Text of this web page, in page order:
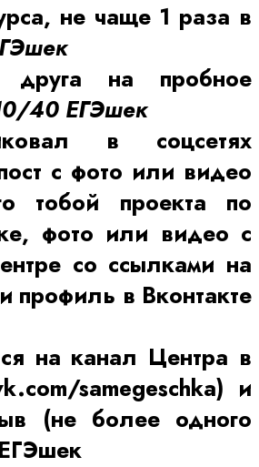
не чаще 1 раза в
на пробное
40 ЕГЭшек
в соцсетях
с фото или видео
тобой проекта по
фото или видео с
со ссылками на
профиль в Вконтакте
на канал Центра в
samegeschka) и
(не более одного